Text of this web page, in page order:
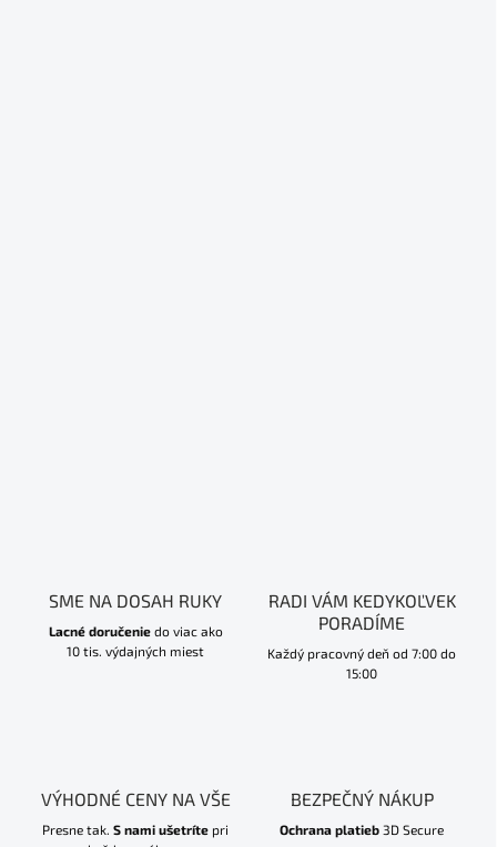
SME NA DOSAH RUKY
Lacné doručeniedo viac ako
10 tis. výdajných miest
RADI VÁM KEDYKOĽVEK
PORADÍME
Každý pracovný deň od 7:00 do
15:00
VÝHODNÉ CENY NA VŠE
Presne tak. S nami ušetríte pri
BEZPEČNÝ NÁKUP
Ochrana platieb 3D Secure